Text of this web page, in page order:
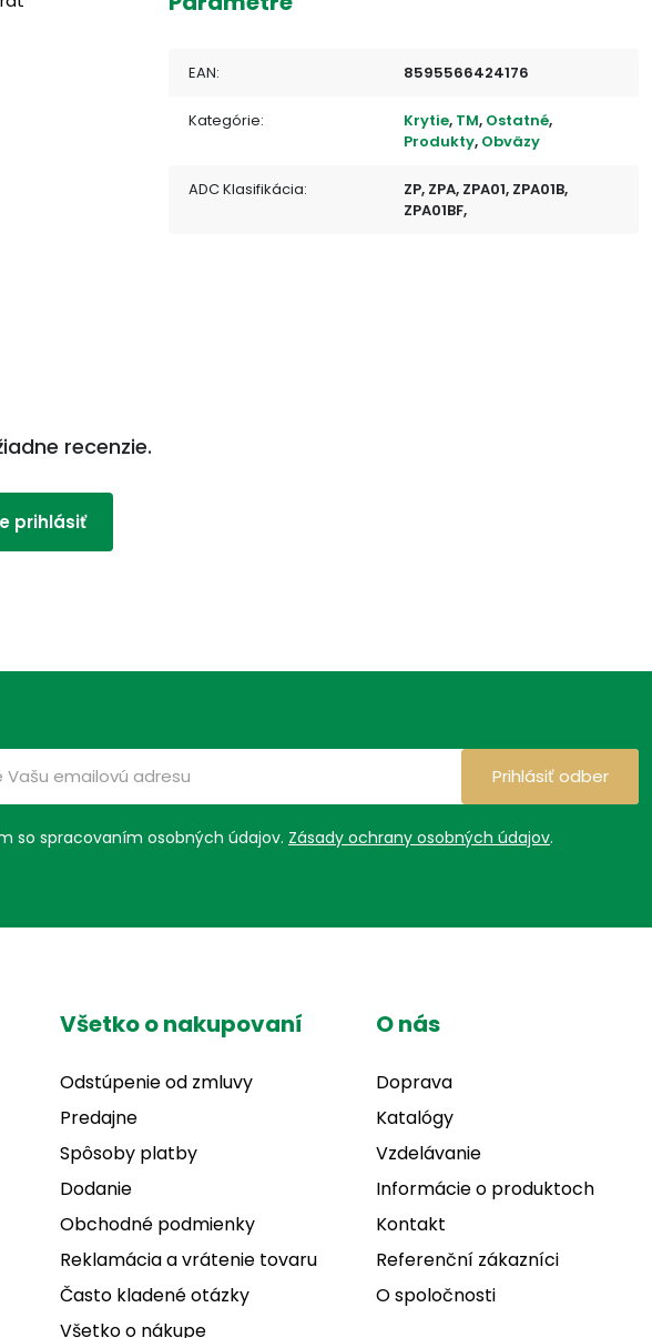
EAN: 8595566424176
Kategórie: Krytie, TM, Ostatné,
Produkty, Obväzy
ADC Klasifikácia:
ZP, ZPA, ZPA01, ZPA01B,
ZPA01BF,
recenzie.
prihlásiť
so spracovaním osobných údajov. Zásady ochrany osobných údajov.
Prihlásiť odber
Všetko o nakupovaní
Odstúpenie od zmluvy
Predajne
Spôsoby platby
Dodanie
Obchodné podmienky
Reklamácia a vrátenie tovaru
Často kladené otázky
Všetko o nákupe
O nás
Doprava
Katalógy
Vzdelávanie
Informácie o produktoch
Kontakt
Referenční zákazníci
O spoločnosti